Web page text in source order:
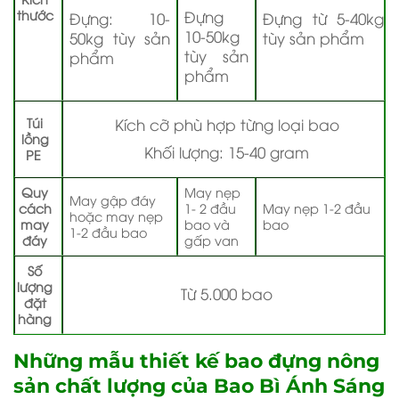
thước
Đựng: 10-
50kg tùy sản
phẩm
Đựng
10-50kg
tùy sản
phẩm
Đựng từ 5-40kg
tùy sản phẩm
Túi
lồng
PE
Kích cỡ phù hợp từng loại bao
Khối lượng: 15-40 gram
Quy
cách
may
đáy
May gập đáy
hoặc may nẹp
1-2 đầu bao
May nẹp
1- 2 đầu
bao và
gấp van
May nẹp 1-2 đầu
bao
Số
lượng
đặt
hàng
Từ 5.000 bao
Những mẫu thiết kế bao đựng nông
sản chất lượng của Bao Bì Ánh Sáng